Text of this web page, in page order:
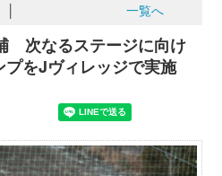
一覧へ
次なるステージに向け
をJヴィレッジで実施